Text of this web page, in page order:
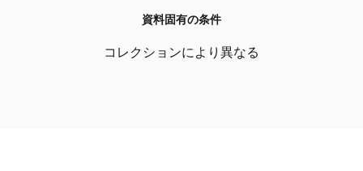
資料固有の条件
コレクションにより異なる